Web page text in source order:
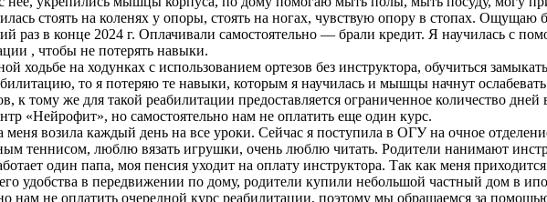
стоять на коленях у опоры, стоять на ногах, чувствую опору в стопах. Ощущаю
в конце 2024 г. Оплачивали самостоятельно — брали кредит. Я научилась с
, чтобы не потерять навыки.
на ходунках с использованием ортезов без инструктора, обучиться
то я потеряю те навыки, которым я научилась и мышцы начнут
тому же для такой реабилитации предоставляется ограниченное количество дней
«Нейрофит», но самостоятельно нам не оплатить еще один курс.
возила каждый день на все уроки. Сейчас я поступила в ОГУ на очное
теннисом, люблю вязать игрушки, очень люблю читать. Родители нанимают
один папа, моя пенсия уходит на оплату инструктора. Так как меня
удобства в передвижении по дому, родители купили небольшой частный дом в
не оплатить очередной курс реабилитации, поэтому мы обращаемся за